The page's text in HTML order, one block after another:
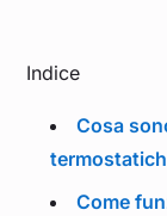
Indice
Cosa
Come